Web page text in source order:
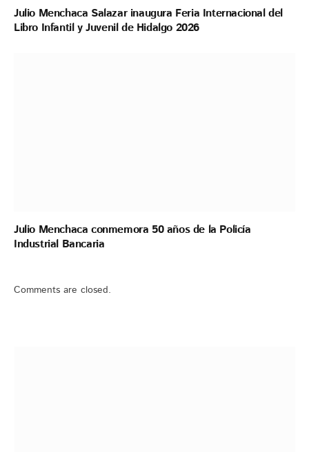
Julio Menchaca Salazar inaugura Feria Internacional del
Libro Infantil y Juvenil de Hidalgo 2026
Julio Menchaca conmemora 50 años de la Policía
Industrial Bancaria
Comments are closed.